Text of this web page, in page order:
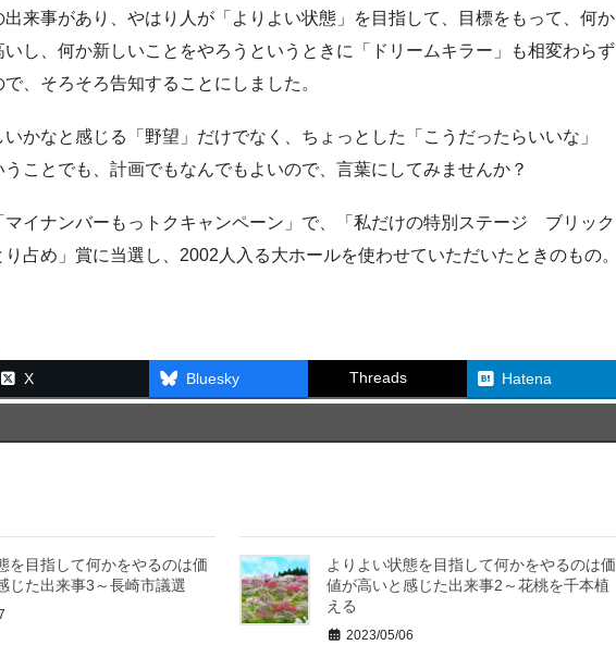
来事があり、やはり人が「よりよい状態」を目指して、目標をもって、何か
いし、何か新しいことをやろうというときに「ドリームキラー」も相変わらず
、そろそろ告知することにしました。
かなと感じる「野望」だけでなく、ちょっとした「こうだったらいいな」
うことでも、計画でもなんでもよいので、言葉にしてみませんか？
マイナンバーもっトクキャンペーン」で、「私だけの特別ステージ ブリック
占め」賞に当選し、2002人入る大ホールを使わせていただいたときのもの。
X Bluesky Threads Hatena
を目指して何かをやるのは価
じた出来事3～長崎市議選
よりよい状態を目指して何かをやるのは価
値が高いと感じた出来事2～花桃を千本植
える
2023/05/06